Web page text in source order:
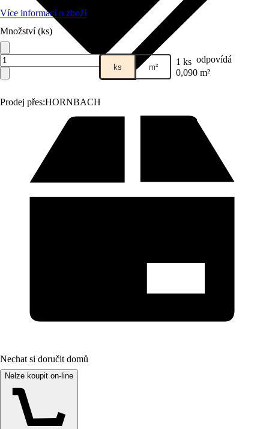
Prodej přes:HORNBACH
Více informací o zboží
Množství (ks)
ks m² 1 ks odpovídá
0,090 m²
Nechat si doručit domů
Nelze koupit on-line